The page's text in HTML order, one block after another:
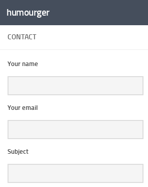
Skip to content
humourger
CONTACT
Your name
Your email
Subject